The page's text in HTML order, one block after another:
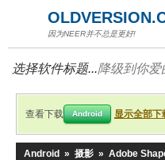
因为NEER并不总是更好!
选择软件标题...降级到你爱
查看下载 Android 显示全部下
Android » 摄影 » Adobe